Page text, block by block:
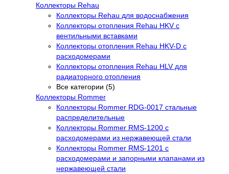
Коллекторы Rehau
Коллекторы Rehau для водоснабжения
Коллекторы отопления Rehau HKV с
вентильными вставками
Коллекторы отопления Rehau HKV-D с
расходомерами
Коллекторы отопления Rehau HLV для
радиаторного отопления
Все категории (5)
Коллекторы Rommer
Коллекторы Rommer RDG-0017 стальные
распределительные
Коллекторы Rommer RMS-1200 с
расходомерами из нержавеющей стали
Коллекторы Rommer RMS-1201 с
расходомерами и запорными клапанами из
нержавеющей стали